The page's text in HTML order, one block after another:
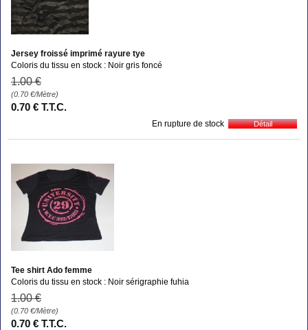
Jersey froissé imprimé rayure tye
Coloris du tissu en stock : Noir gris foncé
1.00 €
(0.70 €/Mètre)
0.70 € T.T.C.
En rupture de stock
Tee shirt Ado femme
Coloris du tissu en stock : Noir sérigraphie fuhia
1.00 €
(0.70 €/Mètre)
0.70 € T.T.C.